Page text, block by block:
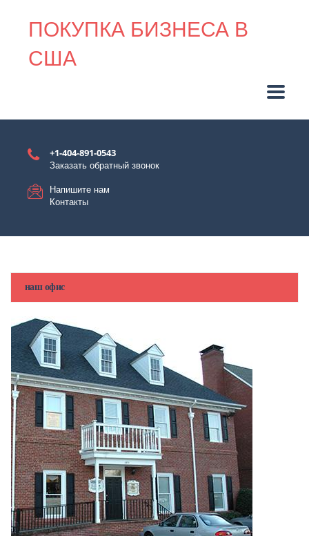
ПОКУПКА БИЗНЕСА В
США
+1-404-891-0543
Заказать обратный звонок
Напишите нам
Контакты
наш офис